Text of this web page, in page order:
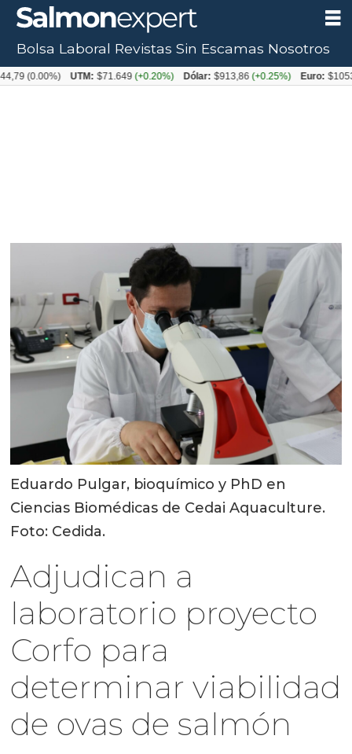
Eduardo Pulgar, bioquímico y PhD en
Ciencias Biomédicas de Cedai Aquaculture.
Foto: Cedida.
Adjudican a
laboratorio proyecto
Corfo para
determinar viabilidad
de ovas de salmón
Bolsa Laboral Revistas Sin Escamas Nosotros
UTM: $71.649(+0.20%) Dólar: $913,86(+0.25%) Euro: $1053,08(-